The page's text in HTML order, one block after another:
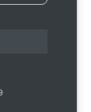
proche de